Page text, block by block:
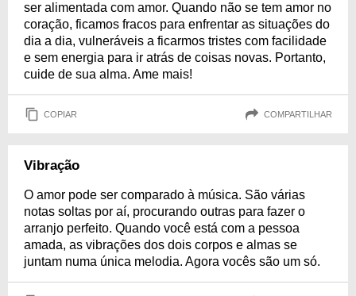
ser alimentada com amor. Quando não se tem amor no
coração, ficamos fracos para enfrentar as situações do
dia a dia, vulneráveis a ficarmos tristes com facilidade
e sem energia para ir atrás de coisas novas. Portanto,
cuide de sua alma. Ame mais!
COPIAR COMPARTILHAR
Vibração
O amor pode ser comparado à música. São várias
notas soltas por aí, procurando outras para fazer o
arranjo perfeito. Quando você está com a pessoa
amada, as vibrações dos dois corpos e almas se
juntam numa única melodia. Agora vocês são um só.